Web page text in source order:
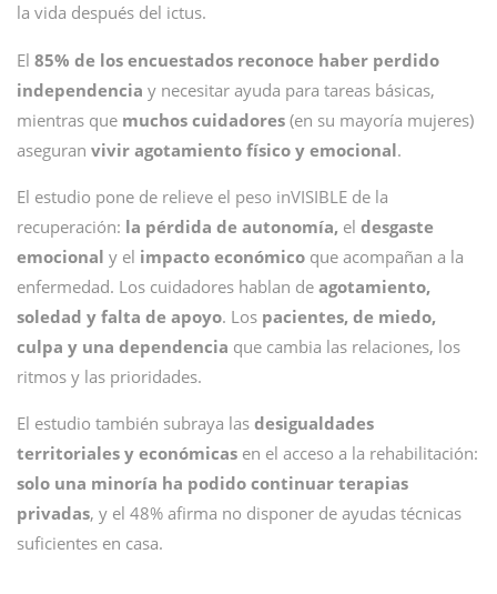
la vida después del ictus.
El 85% de los encuestados reconoce haber perdido
independencia y necesitar ayuda para tareas básicas,
mientras que muchos cuidadores (en su mayoría mujeres)
aseguran vivir agotamiento físico y emocional.
El estudio pone de relieve el peso inVISIBLE de la
recuperación: la pérdida de autonomía, el desgaste
emocional y el impacto económico que acompañan a la
enfermedad. Los cuidadores hablan de agotamiento,
soledad y falta de apoyo. Los pacientes, de miedo,
culpa y una dependencia que cambia las relaciones, los
ritmos y las prioridades.
El estudio también subraya las desigualdades
territoriales y económicas en el acceso a la rehabilitación:
solo una minoría ha podido continuar terapias
privadas, y el 48% afirma no disponer de ayudas técnicas
suficientes en casa.